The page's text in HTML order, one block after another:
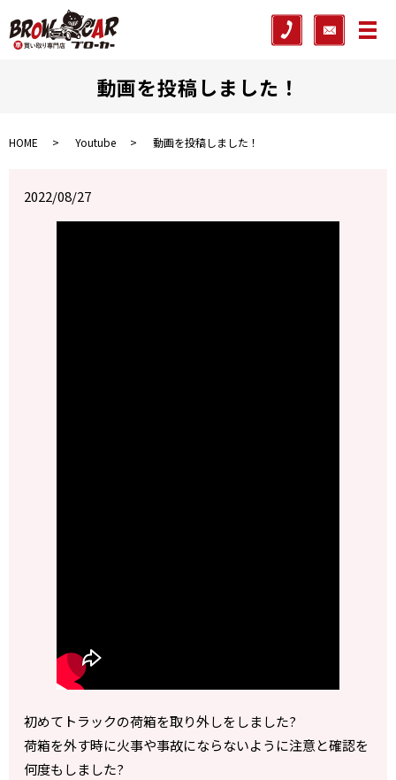
メ
動画を投稿しました！
HOME Youtube 動画を投稿しました！
2022/08/27
初めてトラックの荷箱を取り外しをしました?
荷箱を外す時に火事や事故にならないように注意と確認を
何度もしました?